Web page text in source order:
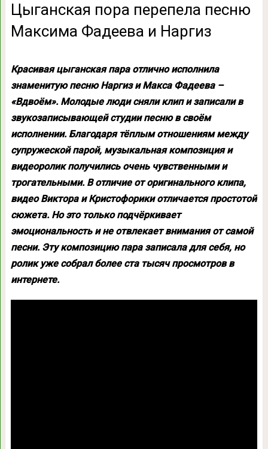
Цыганская пора перепела песню
Максима Фадеева и Наргиз
Красивая цыганская пара отлично исполнила
знаменитую песню Наргиз и Макса Фадеева –
«Вдвоём». Молодые люди сняли клип и записали в
звукозаписывающей студии песню в своём
исполнении. Благодаря тёплым отношениям между
супружеской парой, музыкальная композиция и
видеоролик получились очень чувственными и
трогательными. В отличие от оригинального клипа,
видео Виктора и Кристофорики отличается простотой
сюжета. Но это только подчёркивает
эмоциональность и не отвлекает внимания от самой
песни. Эту композицию пара записала для себя, но
ролик уже собрал более ста тысяч просмотров в
интернете.